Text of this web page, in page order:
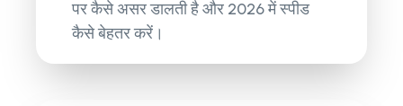
पर कैसे असर डालती है और 2026 में स्पीड
कैसे बेहतर करें।